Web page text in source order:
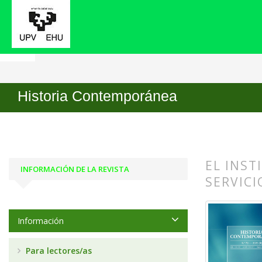
Historia Contemporánea
Inicio Archivos Núm. 79 (2025) Miscelánea
EL
INFORMACIÓN DE LA REVISTA
Información
Para lectores/as